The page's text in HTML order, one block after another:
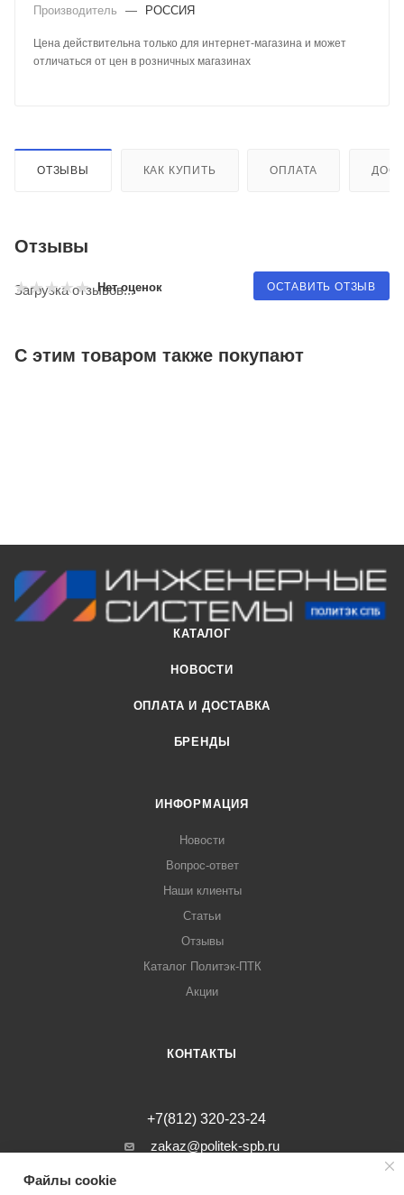
Производитель
— РОССИЯ
Цена действительна только для интернет-магазина и может
отличаться от цен в розничных магазинах
ОТЗЫВЫ КАК КУПИТЬ ОПЛАТА
Отзывы
Нет оценок ОСТАВИТЬ ОТЗЫВ
Загрузка отзывов...
С этим товаром также покупают
КАТАЛОГ
НОВОСТИ
ОПЛАТА И ДОСТАВКА
БРЕНДЫ
ИНФОРМАЦИЯ
Новости
Вопрос-ответ
Наши клиенты
Статьи
Отзывы
Каталог Политэк-ПТК
Акции
КОНТАКТЫ
+7(812) 320-23-24
zakaz@politek-spb.ru
г. Санкт-Петербург, Минеральная ул, д.
Файлы cookie